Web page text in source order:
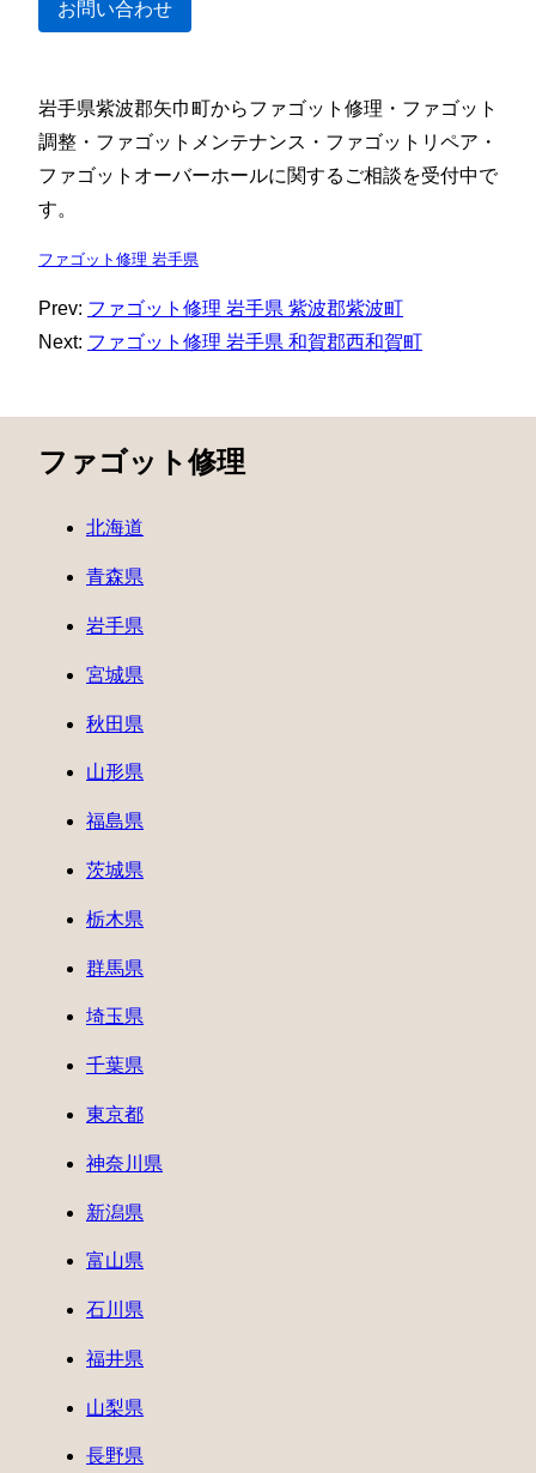
お問い合わせ
岩手県紫波郡矢巾町からファゴット修理・ファゴット
調整・ファゴットメンテナンス・ファゴットリペア・
ファゴットオーバーホールに関するご相談を受付中で
す。
ファゴット修理 岩手県
Prev: ファゴット修理 岩手県 紫波郡紫波町
Next: ファゴット修理 岩手県 和賀郡西和賀町
ファゴット修理
北海道
青森県
岩手県
宮城県
秋田県
山形県
福島県
茨城県
栃木県
群馬県
埼玉県
千葉県
東京都
神奈川県
新潟県
富山県
石川県
福井県
山梨県
長野県